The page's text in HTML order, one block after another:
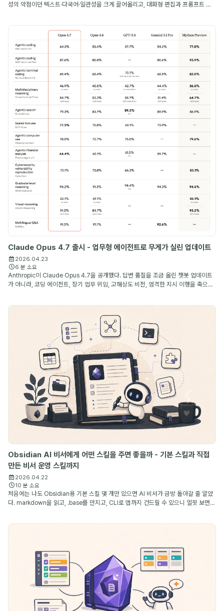
성의 약점이던 텍스트·다국어·일관성을 크게 끌어올리고, 대화형 편집과 프롬프트 재
Claude Opus 4.7 출시 - 업무형 에이전트로 무게가 실린 업데이트
2026.04.23
6 분 소요
Anthropic이 Claude Opus 4.7을 공개했다. 답변 품질을 조금 올린 챗봇 업데이트
가 아니라, 코딩 에이전트, 장기 업무 위임, 고해상도 비전, 엄격한 지시 이행을 축으로
Obsidian AI 비서에게 어떤 스킬을 주면 좋을까 - 기본 스킬과 직접
만든 비서 운영 스킬까지
2026.04.22
10 분 소요
처음에는 나도 Obsidian용 기본 스킬 몇 개만 있으면 AI 비서가 금방 돌아갈 줄 알았
다. markdown을 읽고, .base를 만지고, CLI로 앱까지 건드릴 수 있으니 얼핏 보면